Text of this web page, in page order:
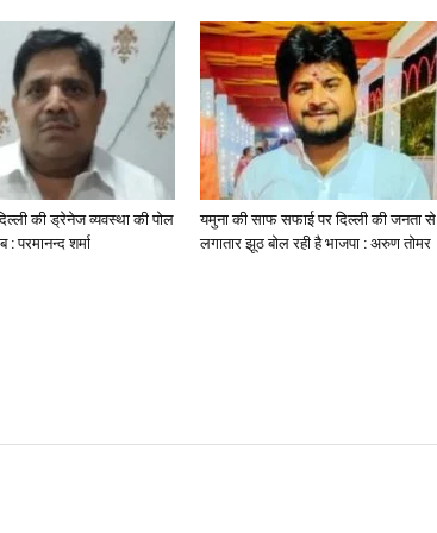
की ड्रेनेज व्यवस्था की पोल
परमानन्द शर्मा
यमुना की साफ सफाई पर दिल्ली की जनता से
लगातार झूठ बोल रही है भाजपा : अरुण तोमर